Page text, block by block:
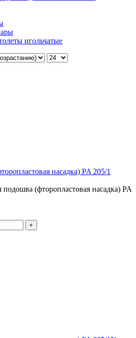
игольчатые
насадка) PA 205/1
(фторопластовая насадка) PA
+